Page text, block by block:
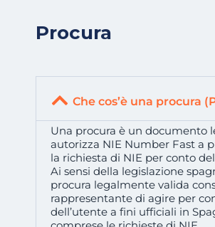
Procura
Che cos’è una procura
Una procura è un documento
autorizza NIE Number Fast a
la richiesta di NIE per conto
Ai sensi della legislazione
procura legalmente valida
rappresentante di agire per
dell’utente a fini ufficiali in